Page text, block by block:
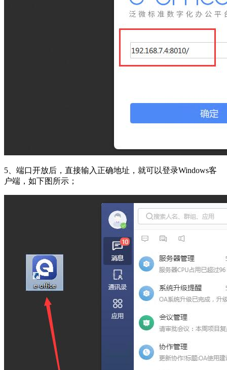
5、端口开放后，直接输入正确地址，就可以登录Windows客
户端，如下图所示；